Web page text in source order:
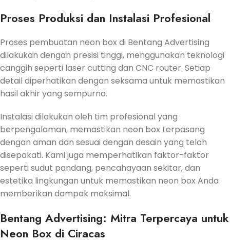
Proses Produksi dan Instalasi Profesional
Proses pembuatan neon box di Bentang Advertising
dilakukan dengan presisi tinggi, menggunakan teknologi
canggih seperti laser cutting dan CNC router. Setiap
detail diperhatikan dengan seksama untuk memastikan
hasil akhir yang sempurna.
Instalasi dilakukan oleh tim profesional yang
berpengalaman, memastikan neon box terpasang
dengan aman dan sesuai dengan desain yang telah
disepakati. Kami juga memperhatikan faktor-faktor
seperti sudut pandang, pencahayaan sekitar, dan
estetika lingkungan untuk memastikan neon box Anda
memberikan dampak maksimal.
Bentang Advertising: Mitra Terpercaya untuk
Neon Box di Ciracas